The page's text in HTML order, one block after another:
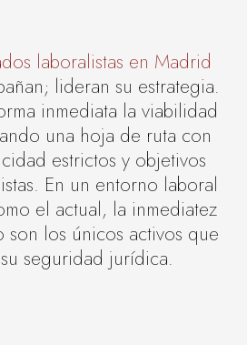
laboralistas en Madrid
lideran su estrategia.
inmediata la viabilidad
una hoja de ruta con
estrictos y objetivos
En un entorno laboral
el actual, la inmediatez
los únicos activos que
seguridad jurídica.